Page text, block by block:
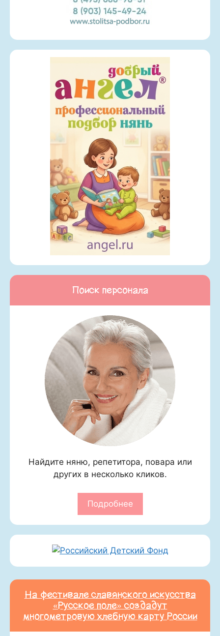
Поиск персонала
Найдите няню, репетитора, повара или
других в несколько кликов.
Подробнее
На фестивале славянского искусства
«Русское поле» создадут
многометровую хлебную карту России